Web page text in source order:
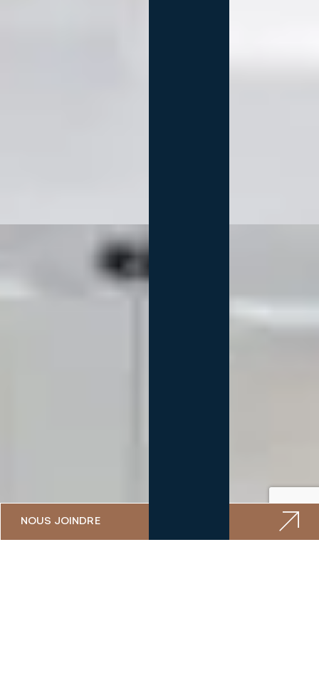
NOUS JOINDRE